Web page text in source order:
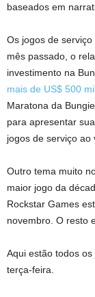
baseados em
Os jogos de
mês passado, o
investimento na
mais de US$ 500
Maratona da
para apresentar
jogos de serviço ao
Outro tema muito
maior jogo da
Rockstar Games
novembro. O resto
Aqui estão todos
terça-feira.